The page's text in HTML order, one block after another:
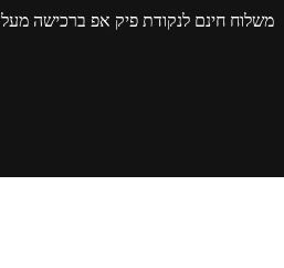
משלוח חינם לנקודת פיק אפ ברכישה מעל 150 ש"ח